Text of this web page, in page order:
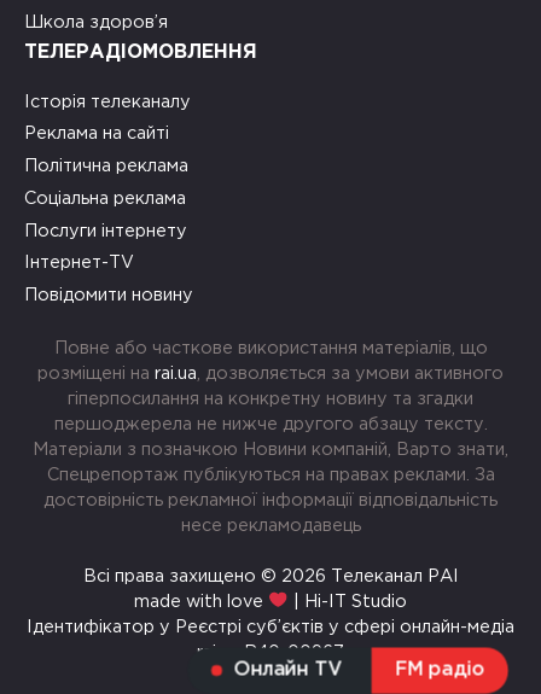
Онлайн TV FM радіо
Школа здоров’я
ТЕЛЕРАДІОМОВЛЕННЯ
Історія телеканалу
Реклама на сайті
Політична реклама
Соціальна реклама
Послуги інтернету
Інтернет-TV
Повідомити новину
Повне або часткове використання матеріалів, що
розміщені на rai.ua , дозволяється за умови активного
гіперпосилання на конкретну новину та згадки
першоджерела не нижче другого абзацу тексту.
Матеріали з позначкою Новини компаній, Варто знати,
Спецрепортаж публікуються на правах реклами. За
достовірність рекламної інформації відповідальність
несе рекламодавець
Всі права захищено © 2026 Телеканал РАІ
made with love
| Hi-IT Studio
Ідентифікатор у Реєстрі суб’єктів у сфері онлайн-медіа
rai.ua R40-00967